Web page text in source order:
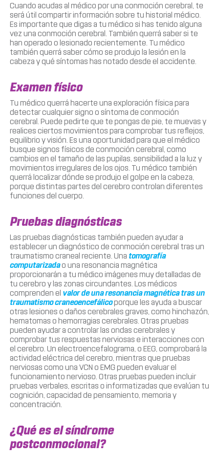
Cuando acudas al médico por una conmoción cerebral, te
será útil compartir información sobre tu historial médico.
Es importante que digas a tu médico si has tenido alguna
vez una conmoción cerebral. También querrá saber si te
han operado o lesionado recientemente. Tu médico
también querrá saber cómo se produjo la lesión en la
cabeza y qué síntomas has notado desde el accidente.
Examen físico
Tu médico querrá hacerte una exploración física para
detectar cualquier signo o síntoma de conmoción
cerebral. Puede pedirte que te pongas de pie, te muevas y
realices ciertos movimientos para comprobar tus reflejos,
equilibrio y visión. Es una oportunidad para que el médico
busque signos físicos de conmoción cerebral, como
cambios en el tamaño de las pupilas, sensibilidad a la luz y
movimientos irregulares de los ojos. Tu médico también
querrá localizar dónde se produjo el golpe en la cabeza,
porque distintas partes del cerebro controlan diferentes
funciones del cuerpo.
Pruebas diagnósticas
Las pruebas diagnósticas también pueden ayudar a
establecer un diagnóstico de conmoción cerebral tras un
traumatismo craneal reciente. Una tomografía
computarizadao una resonancia magnética
proporcionarán a tu médico imágenes muy detalladas de
tu cerebro y las zonas circundantes. Los médicos
comprenden el valor de una resonancia magnética tras un
traumatismo craneoencefálicoporque les ayuda a buscar
otras lesiones o daños cerebrales graves, como hinchazón,
hematomas o hemorragias cerebrales. Otras pruebas
pueden ayudar a controlar las ondas cerebrales y
comprobar tus respuestas nerviosas e interacciones con
el cerebro. Un electroencefalograma, o EEG, comprobará la
actividad eléctrica del cerebro, mientras que pruebas
nerviosas como una VCN o EMG pueden evaluar el
funcionamiento nervioso. Otras pruebas pueden incluir
pruebas verbales, escritas o informatizadas que evalúan tu
cognición, capacidad de pensamiento, memoria y
concentración.
¿Qué es el síndrome
postconmocional?